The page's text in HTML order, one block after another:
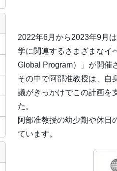
2022年6月から2023年9月
学に関連するさまざまなイ
Global Program）」が開催
その中で阿部准教授は、自
議がきっかけでこの計画を
た。
阿部准教授の幼少期や休日
ています。